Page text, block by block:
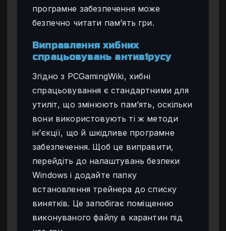
програмне забезпечення може
безпечно читати пам’ять гри.
Виправлення хибних
спрацьовувань антивірусу
Згідно з PCGamingWiki, хибні
спрацьовування є стандартними для
утиліт, що змінюють пам’ять, оскільки
вони використовують ті ж методи
ін’єкції, що й шкідливе програмне
забезпечення. Щоб це виправити,
перейдіть до налаштувань безпеки
Windows і додайте папку
встановлення трейнера до списку
винятків. Це запобігає поміщенню
виконуваного файлу в карантин під